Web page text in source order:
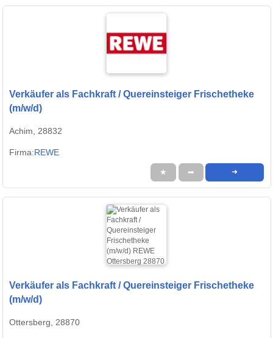
Verkäufer als Fachkraft / Quereinsteiger Frischetheke
(m/w/d)
Achim, 28832
Firma:REWE
★ ➦ ➜
Verkäufer als Fachkraft / Quereinsteiger Frischetheke
(m/w/d)
Ottersberg, 28870